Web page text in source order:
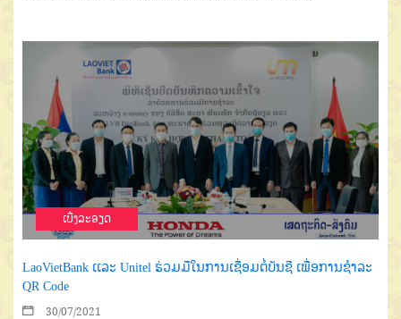
ເບີ່ງລະອຽດ
LaoVietBank ເເລະ Unitel ຮ່ວມມືໃນການເຊື່ອມຕໍ່ບັນຊີ ເພື່ອການຊໍາລະ
QR Code
30/07/2021